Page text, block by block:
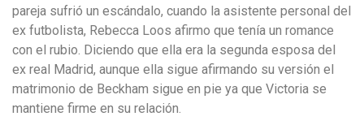
pareja sufrió un escándalo, cuando la asistente personal del
ex futbolista, Rebecca Loos afirmo que tenía un romance
con el rubio. Diciendo que ella era la segunda esposa del
ex real Madrid, aunque ella sigue afirmando su versión el
matrimonio de Beckham sigue en pie ya que Victoria se
mantiene firme en su relación.